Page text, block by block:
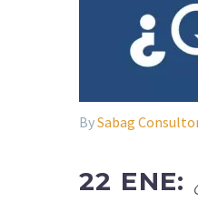
BySabag
22 ENE: